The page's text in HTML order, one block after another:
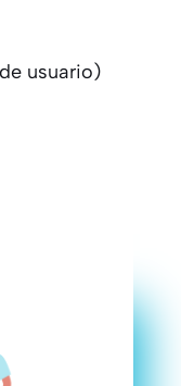
usuario)